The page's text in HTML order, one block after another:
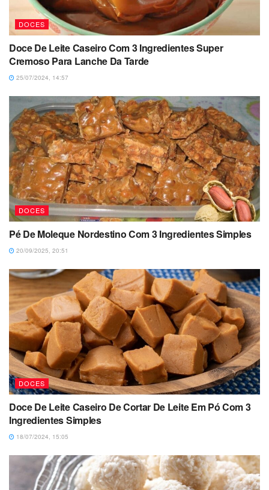
DOCES
Doce De Leite Caseiro Com 3 Ingredientes Super
Cremoso Para Lanche Da Tarde
25/07/2024, 14:57
DOCES
Pé De Moleque Nordestino Com 3 Ingredientes Simples
20/09/2025, 20:51
DOCES
Doce De Leite Caseiro De Cortar De Leite Em Pó Com 3
Ingredientes Simples
18/07/2024, 15:05